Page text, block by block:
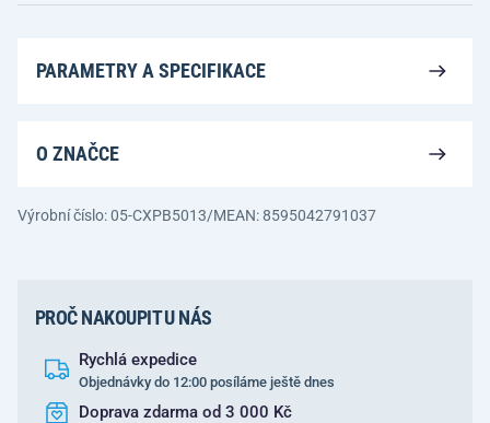
PARAMETRY A SPECIFIKACE
O ZNAČCE
Výrobní číslo: 05-CXPB5013/MEAN: 8595042791037
PROČ NAKOUPIT U NÁS
Rychlá expedice
Objednávky do 12:00 posíláme ještě dnes
Doprava zdarma od 3 000 Kč